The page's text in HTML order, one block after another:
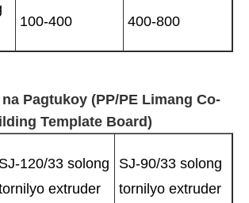
100-400 400-800
Pagtukoy (PP/PE Limang Co-
Template Board)
SJ-120/33 solong
extruder
SJ-90/33 solong
tornilyo extruder